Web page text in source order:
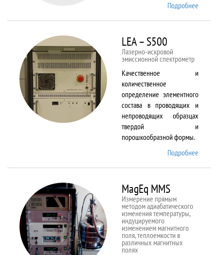
Подробнее
LEA – S500
Лазерно-искровой
эмиссионной спектрометр
Качественное и
количественное
определение элементного
состава в проводящих и
непроводящих образцах
твердой и
порошкообразной формы.
Подробнее
MagEq MMS
Измерение прямым
методом адиабатического
изменения температуры,
индуцируемого
изменением магнитного
поля, теплоемкости в
различных магнитных
полях